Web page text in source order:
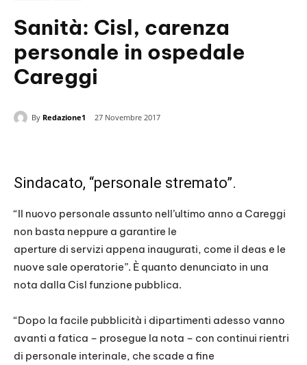
Sanità: Cisl, carenza
personale in ospedale
Careggi
By Redazione1 27 Novembre 2017
Sindacato, “personale stremato”.
“Il nuovo personale assunto nell’ultimo anno a Careggi
non basta neppure a garantire le
aperture di servizi appena inaugurati, come il deas e le
nuove sale operatorie”. È quanto denunciato in una
nota dalla Cisl funzione pubblica.
“Dopo la facile pubblicità i dipartimenti adesso vanno
avanti a fatica – prosegue la nota – con continui rientri
di personale interinale, che scade a fine